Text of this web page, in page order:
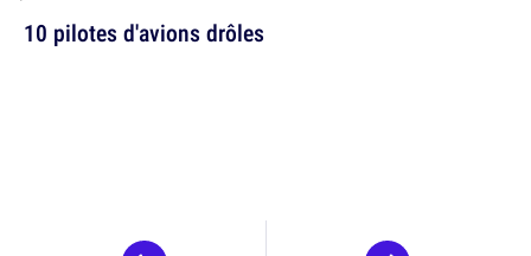
10 pilotes d'avions drôles